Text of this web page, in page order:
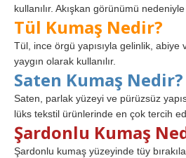
kullanılır. Akışkan görünümü
Tül Kumaş Nedir?
Tül, ince örgü yapısıyla gelinlik,
yaygın olarak kullanılır.
Saten Kumaş Nedir?
Saten, parlak yüzeyi ve pürüzsüz
lüks tekstil ürünlerinde en çok tercih
Şardonlu Kumaş
Şardonlu kumaş yüzeyinde tüy